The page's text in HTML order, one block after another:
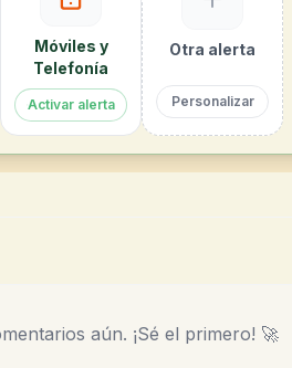
Móviles y
Telefonía
Activar alerta
Otra alerta
Personalizar
aún. ¡Sé el primero! 🚀